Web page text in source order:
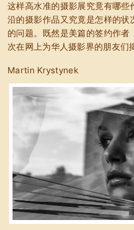
这样高水准的摄影展究竟有哪些
沿的摄影作品又究竟是怎样的状
的问题。既然是美篇的签约作者
次在网上为华人摄影界的朋友们
Martin Krystynek